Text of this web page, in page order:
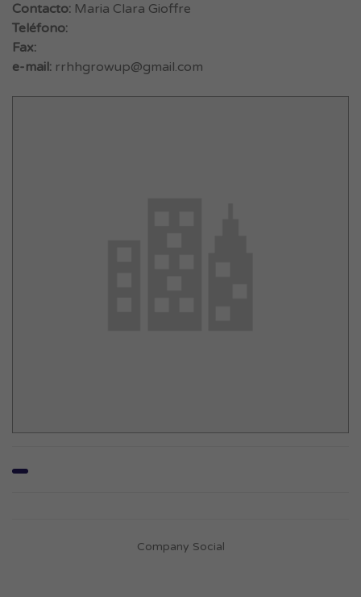
Contacto: Maria Clara Gioffre
Teléfono:
Fax:
e-mail: rrhhgrowup@gmail.com
Company Social